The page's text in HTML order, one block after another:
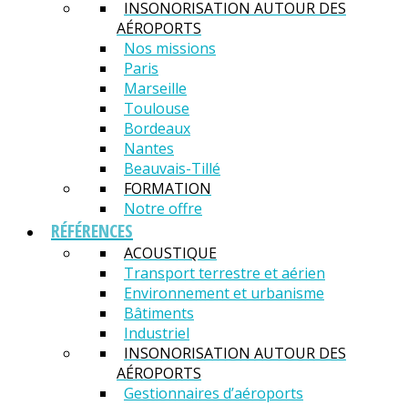
INSONORISATION AUTOUR DES
AÉROPORTS
Nos missions
Paris
Marseille
Toulouse
Bordeaux
Nantes
Beauvais-Tillé
FORMATION
Notre offre
RÉFÉRENCES
ACOUSTIQUE
Transport terrestre et aérien
Environnement et urbanisme
Bâtiments
Industriel
INSONORISATION AUTOUR DES
AÉROPORTS
Gestionnaires d’aéroports